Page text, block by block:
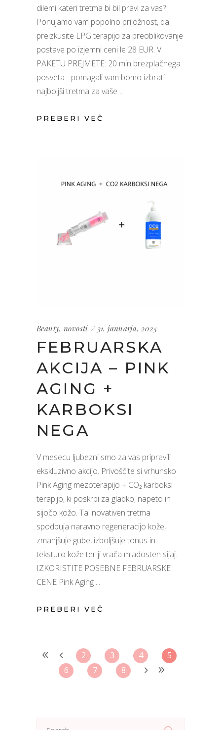
dilemi kateri tretma bi bil pravi za vas?
Ponujamo vam popolno priložnost, da
preizkusite LPG terapijo za preoblikovanje
postave po izjemni ceni le 28 EUR. V
PAKETU PREJMETE: 20 min brezplačnega
posveta - pomagali vam bomo izbrati
najboljši tretma za vaše
PREBERI VEČ
Beauty, novosti 31. januarja, 2025
FEBRUARSKA
AKCIJA – PINK
AGING +
KARBOKSI
NEGA
V mesecu ljubezni smo za vas pripravili
ekskluzivno akcijo. Privoščite si vrhunsko
Pink Aging mezoterapijo + CO₂ karboksi
terapijo, ki poskrbi za gladko, napeto in
sijočo kožo. Ta inovativen tretma
spodbuja naravno regeneracijo kože,
zmanjšuje gube, izboljšuje tonus in
teksturo kože ter ji vrača mladosten sijaj.
IZKORISTITE POSEBNE FEBRUARSKE
CENE Pink Aging
PREBERI VEČ
2 3 4
5
6
7 8